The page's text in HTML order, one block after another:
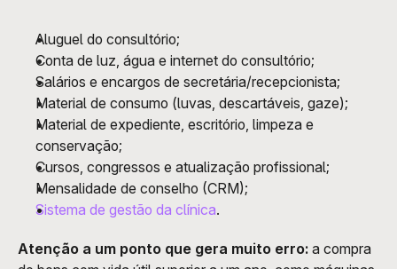
Aluguel do consultório;
Conta de luz, água e internet do consultório;
Salários e encargos de secretária/recepcionista;
Material de consumo (luvas, descartáveis, gaze);
Material de expediente, escritório, limpeza e
conservação;
Cursos, congressos e atualização profissional;
Mensalidade de conselho (CRM);
Sistema de gestão da clínica.
Atenção a um ponto que gera muito erro: a compra